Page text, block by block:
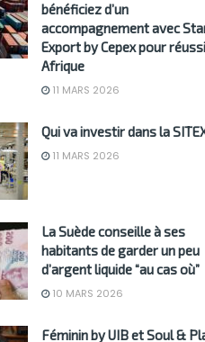
bénéficiez d’un
accompagnement avec
Export by Cepex pour
Afrique
11 MARS 2026
Qui va investir dans la
11 MARS 2026
La Suède conseille à ses
habitants de garder un peu
d’argent liquide “au cas où”
10 MARS 2026
Féminin by UIB et Soul &